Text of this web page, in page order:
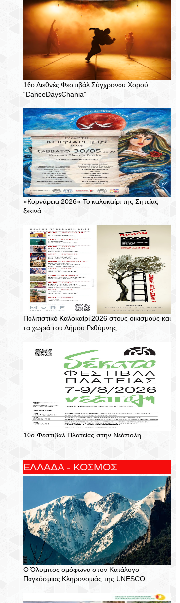
16ο Διεθνές Φεστιβάλ Σύγχρονου Χορού
“DanceDaysChania”
«Κορνάρεια 2026» Το καλοκαίρι της Σητείας
ξεκινά
Πολιτιστικό Καλοκαίρι 2026 στους οικισμούς και
τα χωριά του Δήμου Ρεθύμνης.
10ο Φεστιβάλ Πλατείας στην Νεάπολη
ΕΛΛΑΔΑ - ΚΟΣΜΟΣ
Ο Όλυμπος ομόφωνα στον Κατάλογο
Παγκόσμιας Κληρονομιάς της UNESCO